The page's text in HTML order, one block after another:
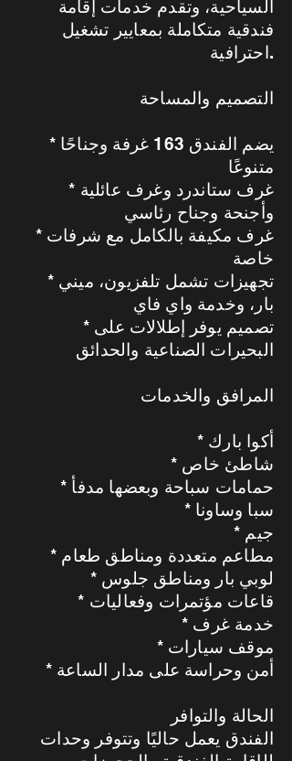
السياحية، وتقدم خدمات إقامة
فندقية متكاملة بمعايير تشغيل
احترافية.
التصميم والمساحة
* يضم الفندق 163 غرفة وجناحًا
متنوعًا
* غرف ستاندرد وغرف عائلية
وأجنحة وجناح رئاسي
* غرف مكيفة بالكامل مع شرفات
خاصة
* تجهيزات تشمل تلفزيون، ميني
بار، وخدمة واي فاي
* تصميم يوفر إطلالات على
البحيرات الصناعية والحدائق
المرافق والخدمات
* أكوا بارك
* شاطئ خاص
* حمامات سباحة وبعضها مدفأ
* سبا وساونا
* جيم
* مطاعم متعددة ومناطق طعام
* لوبي بار ومناطق جلوس
* قاعات مؤتمرات وفعاليات
* خدمة غرف
* موقف سيارات
* أمن وحراسة على مدار الساعة
الحالة والتوافر
الفندق يعمل حاليًا وتتوفر وحدات